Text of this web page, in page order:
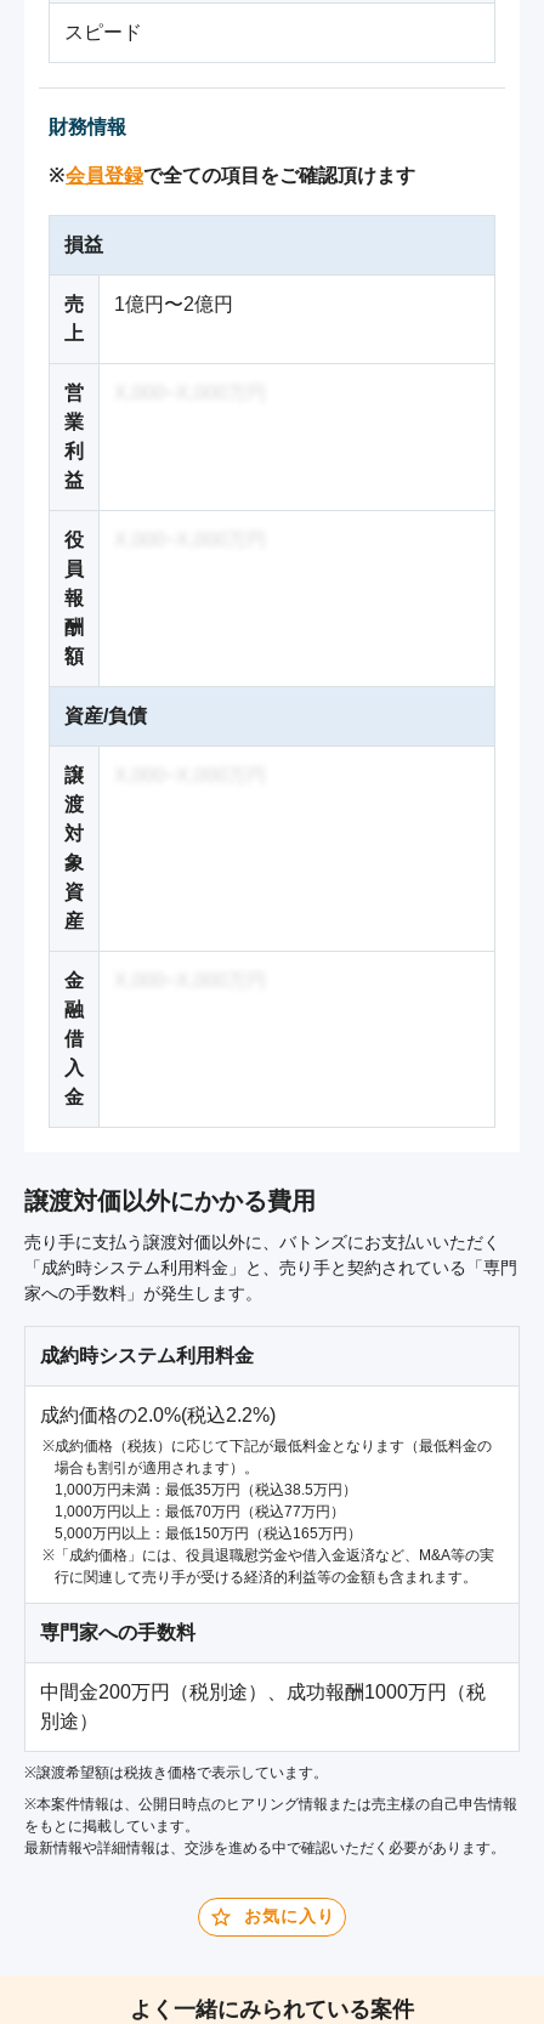
スピード
財務情報
※会員登録で全ての項目をご確認頂けます
損益
売
上
1億円〜2億円
営
業
利
益
役
員
報
酬
額
資産/負債
譲
渡
対
象
資
産
金
融
借
入
金
譲渡対価以外にかかる費用
売り手に支払う譲渡対価以外に、バトンズにお支払いいただく
「成約時システム利用料金」と、売り手と契約されている「専門
家への手数料」が発生します。
成約時システム利用料金
成約価格の2.0%(税込2.2%)
成約価格（税抜）に応じて下記が最低料金となります（最低料金の
場合も割引が適用されます）。
1,000万円未満：最低35万円（税込38.5万円）
1,000万円以上：最低70万円（税込77万円）
5,000万円以上：最低150万円（税込165万円）
「成約価格」には、役員退職慰労金や借入金返済など、M&A等の実
行に関連して売り手が受ける経済的利益等の金額も含まれます。
専門家への手数料
中間金200万円（税別途）、成功報酬1000万円（税
別途）
※譲渡希望額は税抜き価格で表示しています。
※本案件情報は、公開日時点のヒアリング情報または売主様の自己申告情報
をもとに掲載しています。
最新情報や詳細情報は、交渉を進める中で確認いただく必要があります。
お気に入り
よく一緒にみられている案件